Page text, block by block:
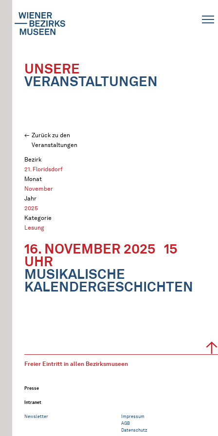
UNSERE
VERANSTALTUNGEN
Zurück zu den
Veranstaltungen
Bezirk
21. Floridsdorf
Monat
November
Jahr
2025
Kategorie
Lesung
16. NOVEMBER 2025 15
UHR
MUSIKALISCHE
KALENDERGESCHICHTEN
Freier Eintritt in allen Bezirksmuseen
Presse
Intranet
Newsletter
Impressum
AGB
Datenschutz